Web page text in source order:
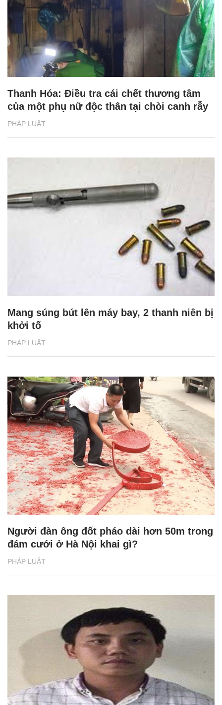
PHÁP LUẬT
Thanh Hóa: Điều tra cái chết thương tâm
của một phụ nữ độc thân tại chòi canh rẫy
PHÁP LUẬT
Mang súng bút lên máy bay, 2 thanh niên bị
khởi tố
PHÁP LUẬT
Người đàn ông đốt pháo dài hơn 50m trong
đám cưới ở Hà Nội khai gì?